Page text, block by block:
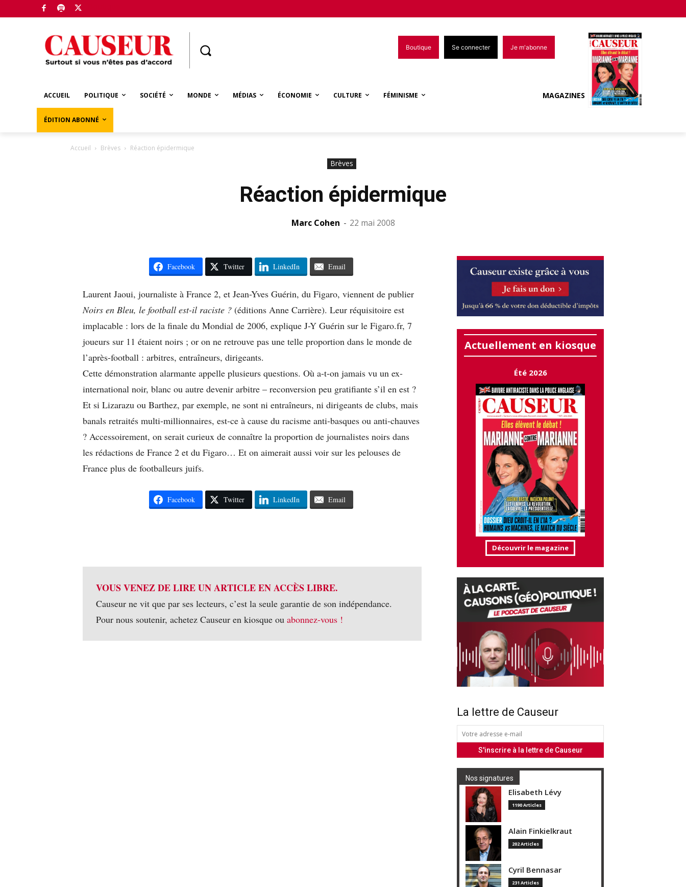
Boutique Se connecter Je m'abonne
ACCUEIL POLITIQUE SOCIÉTÉ MONDE MÉDIAS ÉCONOMIE CULTURE FÉMINISME
ÉDITION ABONNÉ
MAGAZINES
Accueil Brèves Réaction épidermique
Brèves
Réaction épidermique
Marc Cohen - 22 mai 2008
Facebook Twitter LinkedIn Email
Laurent Jaoui, journaliste à France 2, et Jean-Yves Guérin, du Figaro, viennent de publier
Noirs en Bleu, le football est-il raciste ? (éditions Anne Carrière). Leur réquisitoire est
implacable : lors de la finale du Mondial de 2006, explique J-Y Guérin sur le Figaro.fr, 7
joueurs sur 11 étaient noirs ; or on ne retrouve pas une telle proportion dans le monde de
l’après-football : arbitres, entraîneurs, dirigeants.
Cette démonstration alarmante appelle plusieurs questions. Où a-t-on jamais vu un ex-
international noir, blanc ou autre devenir arbitre – reconversion peu gratifiante s’il en est ?
Et si Lizarazu ou Barthez, par exemple, ne sont ni entraîneurs, ni dirigeants de clubs, mais
banals retraités multi-millionnaires, est-ce à cause du racisme anti-basques ou anti-chauves
? Accessoirement, on serait curieux de connaître la proportion de journalistes noirs dans
les rédactions de France 2 et du Figaro… Et on aimerait aussi voir sur les pelouses de
France plus de footballeurs juifs.
Facebook Twitter LinkedIn Email
VOUS VENEZ DE LIRE UN ARTICLE EN ACCÈS LIBRE.
Causeur ne vit que par ses lecteurs, c’est la seule garantie de son indépendance.
Pour nous soutenir, achetez Causeur en kiosque ou abonnez-vous !
Actuellement en kiosque
Été 2026
Découvrir le magazine
La lettre de Causeur
Nos signatures
Elisabeth Lévy
1190 Articles
Alain Finkielkraut
202 Articles
Cyril Bennasar
231 Articles